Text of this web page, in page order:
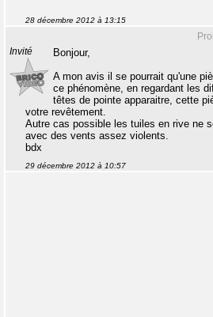
28 décembre 2012 à 13:15
Invité
Bonjour,
A mon avis il se pourrait qu'une
ce phénomène, en regardant les
têtes de pointe apparaitre, cette
votre revêtement.
Autre cas possible les tuiles en rive ne
avec des vents assez violents.
bdx
29 décembre 2012 à 10:57